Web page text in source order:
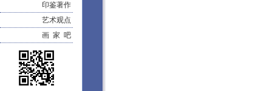
印鉴著作
艺术观点
画 家 吧